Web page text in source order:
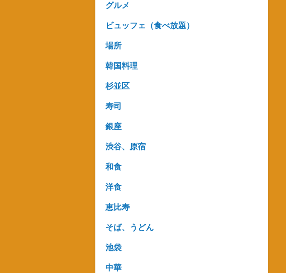
グルメ
ビュッフェ（食べ放題）
場所
韓国料理
杉並区
寿司
銀座
渋谷、原宿
和食
洋食
恵比寿
そば、うどん
池袋
中華